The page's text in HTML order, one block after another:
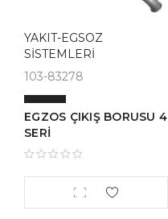
YAKIT-EGSOZ
SİSTEMLERİ
103-83278
EGZOS ÇIKIŞ BORUSU 4
SERİ